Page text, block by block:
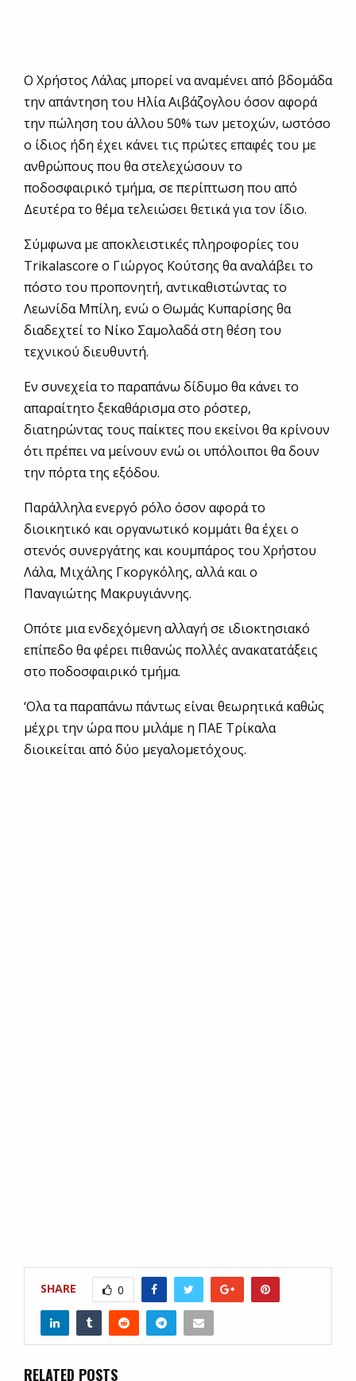
Ο Χρήστος Λάλας μπορεί να αναμένει από βδομάδα
την απάντηση του Ηλία Αιβάζογλου όσον αφορά
την πώληση του άλλου 50% των μετοχών, ωστόσο
ο ίδιος ήδη έχει κάνει τις πρώτες επαφές του με
ανθρώπους που θα στελεχώσουν το
ποδοσφαιρικό τμήμα, σε περίπτωση που από
Δευτέρα το θέμα τελειώσει θετικά για τον ίδιο.
Σύμφωνα με αποκλειστικές πληροφορίες του
Trikalascore ο Γιώργος Κούτσης θα αναλάβει το
πόστο του προπονητή, αντικαθιστώντας το
Λεωνίδα Μπίλη, ενώ ο Θωμάς Κυπαρίσης θα
διαδεχτεί το Νίκο Σαμολαδά στη θέση του
τεχνικού διευθυντή.
Εν συνεχεία το παραπάνω δίδυμο θα κάνει το
απαραίτητο ξεκαθάρισμα στο ρόστερ,
διατηρώντας τους παίκτες που εκείνοι θα κρίνουν
ότι πρέπει να μείνουν ενώ οι υπόλοιποι θα δουν
την πόρτα της εξόδου.
Παράλληλα ενεργό ρόλο όσον αφορά το
διοικητικό και οργανωτικό κομμάτι θα έχει ο
στενός συνεργάτης και κουμπάρος του Χρήστου
Λάλα, Μιχάλης Γκοργκόλης, αλλά και ο
Παναγιώτης Μακρυγιάννης.
Οπότε μια ενδεχόμενη αλλαγή σε ιδιοκτησιακό
επίπεδο θα φέρει πιθανώς πολλές ανακατατάξεις
στο ποδοσφαιρικό τμήμα.
‘Oλα τα παραπάνω πάντως είναι θεωρητικά καθώς
μέχρι την ώρα που μιλάμε η ΠΑΕ Τρίκαλα
διοικείται από δύο μεγαλομετόχους.
SHARE 0
RELATED POSTS